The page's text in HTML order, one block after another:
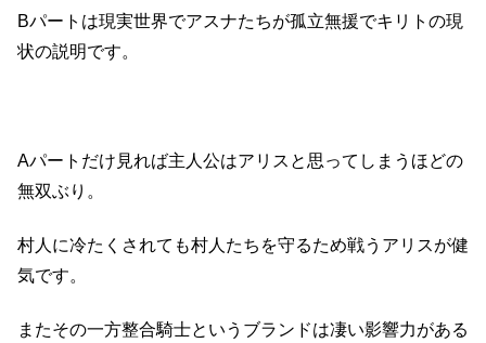
Bパートは現実世界でアスナたちが孤立無援でキリトの現
状の説明です。
Aパートだけ見れば主人公はアリスと思ってしまうほどの
無双ぶり。
村人に冷たくされても村人たちを守るため戦うアリスが健
気です。
またその一方整合騎士というブランドは凄い影響力がある